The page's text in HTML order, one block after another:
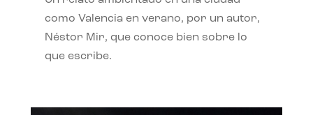
como Valencia en verano, por un autor,
Néstor Mir, que conoce bien sobre lo
que escribe.